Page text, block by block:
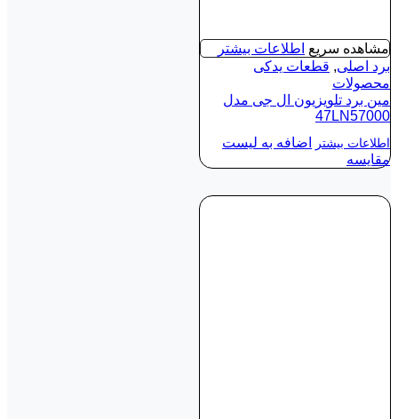
مشاهده سریع اطلاعات بیشتر
برد اصلی, قطعات یدکی
محصولات
مین برد تلویزیون ال جی مدل
47LN57000
اطلاعات بیشتر
اضافه به لیست
مقایسه